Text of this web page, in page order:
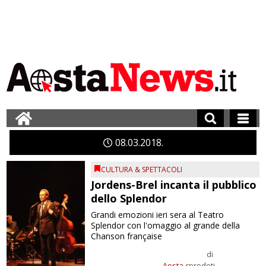
0803 2018
CULTURA & SPETTACOLI
Jordens-Brel incanta il pubblico
dello Splendor
di
Grandi emozioni ieri sera al Teatro
Splendor con l'omaggio al grande della
Chanson française